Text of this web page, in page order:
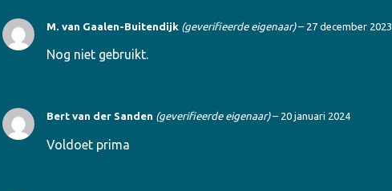
M. van Gaalen-Buitendijk (geverifieerde eigenaar) – 27 december 2023
Nog niet gebruikt.
Bert van der Sanden (geverifieerde eigenaar) – 20 januari 2024
Voldoet prima